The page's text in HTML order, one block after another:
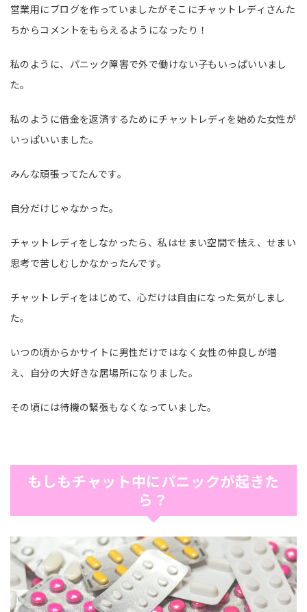
営業用にブログを作っていましたがそこにチャットレディさんた
ちからコメントをもらえるようになったり！
私のように、パニック障害で外で働けない子もいっぱいいまし
た。
私のように借金を返済するためにチャットレディを始めた女性が
いっぱいいました。
みんな頑張ってたんです。
自分だけじゃなかった。
チャットレディをしなかったら、私はせまい空間で怯え、せまい
思考で苦しむしかなかったんです。
チャットレディをはじめて、心だけは自由になった気がしまし
た。
いつの頃からかサイトに男性だけではなく女性の仲良しが増
え、自分の大好きな居場所になりました。
その頃には待機の緊張もなくなっていました。
もしもチャット中にパニックが起きた
ら？